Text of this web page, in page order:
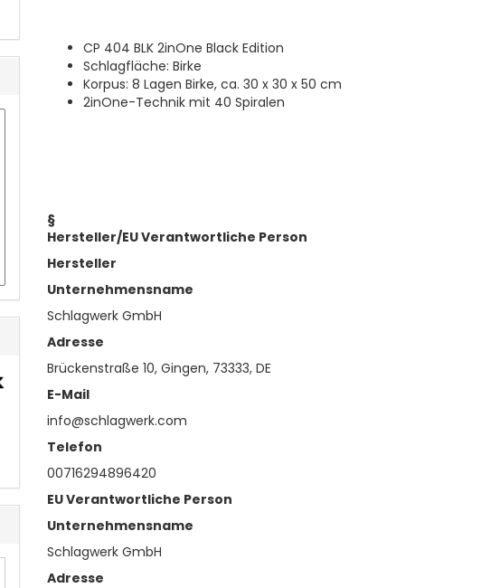
CP 404 BLK 2inOne Black Edition
Schlagfläche: Birke
Korpus: 8 Lagen Birke, ca. 30 x 30 x 50 cm
2inOne-Technik mit 40 Spiralen
§
Hersteller/EU Verantwortliche Person
Hersteller
Unternehmensname
Schlagwerk GmbH
Adresse
Brückenstraße 10, Gingen, 73333, DE
E-Mail
info@schlagwerk.com
Telefon
00716294896420
EU Verantwortliche Person
Unternehmensname
Schlagwerk GmbH
Adresse